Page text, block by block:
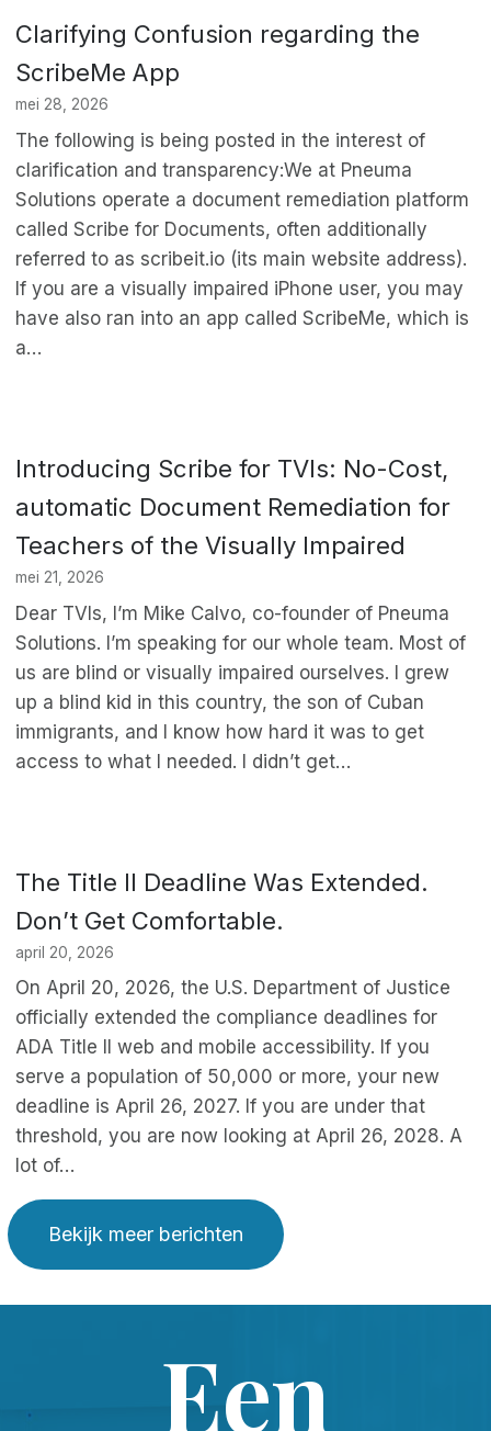
Clarifying Confusion regarding the
ScribeMe App
mei 28, 2026
The following is being posted in the interest of
clarification and transparency:We at Pneuma
Solutions operate a document remediation platform
called Scribe for Documents, often additionally
referred to as scribeit.io (its main website address).
If you are a visually impaired iPhone user, you may
have also ran into an app called ScribeMe, which is
a…
Introducing Scribe for TVIs: No-Cost,
automatic Document Remediation for
Teachers of the Visually Impaired
mei 21, 2026
Dear TVIs, I’m Mike Calvo, co-founder of Pneuma
Solutions. I’m speaking for our whole team. Most of
us are blind or visually impaired ourselves. I grew
up a blind kid in this country, the son of Cuban
immigrants, and I know how hard it was to get
access to what I needed. I didn’t get…
The Title II Deadline Was Extended.
Don’t Get Comfortable.
april 20, 2026
On April 20, 2026, the U.S. Department of Justice
officially extended the compliance deadlines for
ADA Title II web and mobile accessibility. If you
serve a population of 50,000 or more, your new
deadline is April 26, 2027. If you are under that
threshold, you are now looking at April 26, 2028. A
lot of…
Bekijk meer berichten
Een